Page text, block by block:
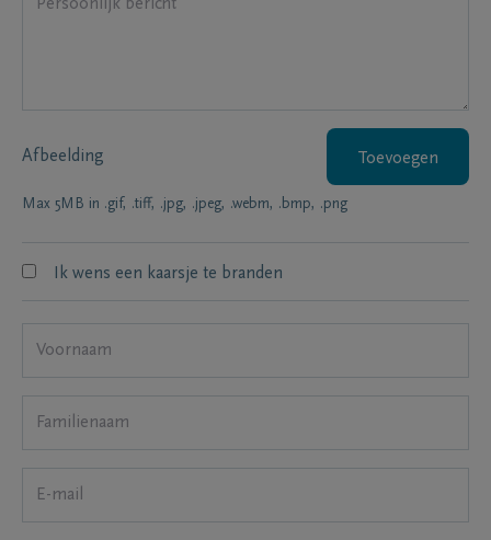
Afbeelding Toevoegen
Max 5MB in .gif, .tiff, .jpg, .jpeg, .webm, .bmp, .png
Ik wens een kaarsje te branden